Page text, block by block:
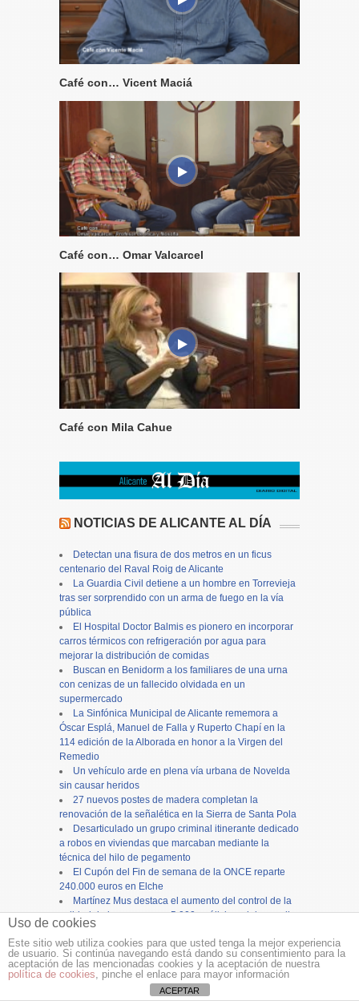
Café con… Vicent Maciá
Café con… Omar Valcarcel
Café con Mila Cahue
NOTICIAS DE ALICANTE AL DÍA
Detectan una fisura de dos metros en un ficus
centenario del Raval Roig de Alicante
La Guardia Civil detiene a un hombre en Torrevieja
tras ser sorprendido con un arma de fuego en la vía
pública
El Hospital Doctor Balmis es pionero en incorporar
carros térmicos con refrigeración por agua para
mejorar la distribución de comidas
Buscan en Benidorm a los familiares de una urna
con cenizas de un fallecido olvidada en un
supermercado
La Sinfónica Municipal de Alicante rememora a
Óscar Esplá, Manuel de Falla y Ruperto Chapí en la
114 edición de la Alborada en honor a la Virgen del
Remedio
Un vehículo arde en plena vía urbana de Novelda
sin causar heridos
27 nuevos postes de madera completan la
renovación de la señalética en la Sierra de Santa Pola
Desarticulado un grupo criminal itinerante dedicado
a robos en viviendas que marcaban mediante la
técnica del hilo de pegamento
El Cupón del Fin de semana de la ONCE reparte
240.000 euros en Elche
Martínez Mus destaca el aumento del control de la
calidad de las aguas con 5.000 análisis y el desarrollo
de nuevas herramientas
Copyright ©12tvy12endigital.es
Uso de cookies
Este sitio web utiliza cookies para que usted tenga la mejor experiencia
de usuario. Si continúa navegando está dando su consentimiento para la
aceptación de las mencionadas cookies y la aceptación de nuestra
política de cookies, pinche el enlace para mayor información
ACEPTAR